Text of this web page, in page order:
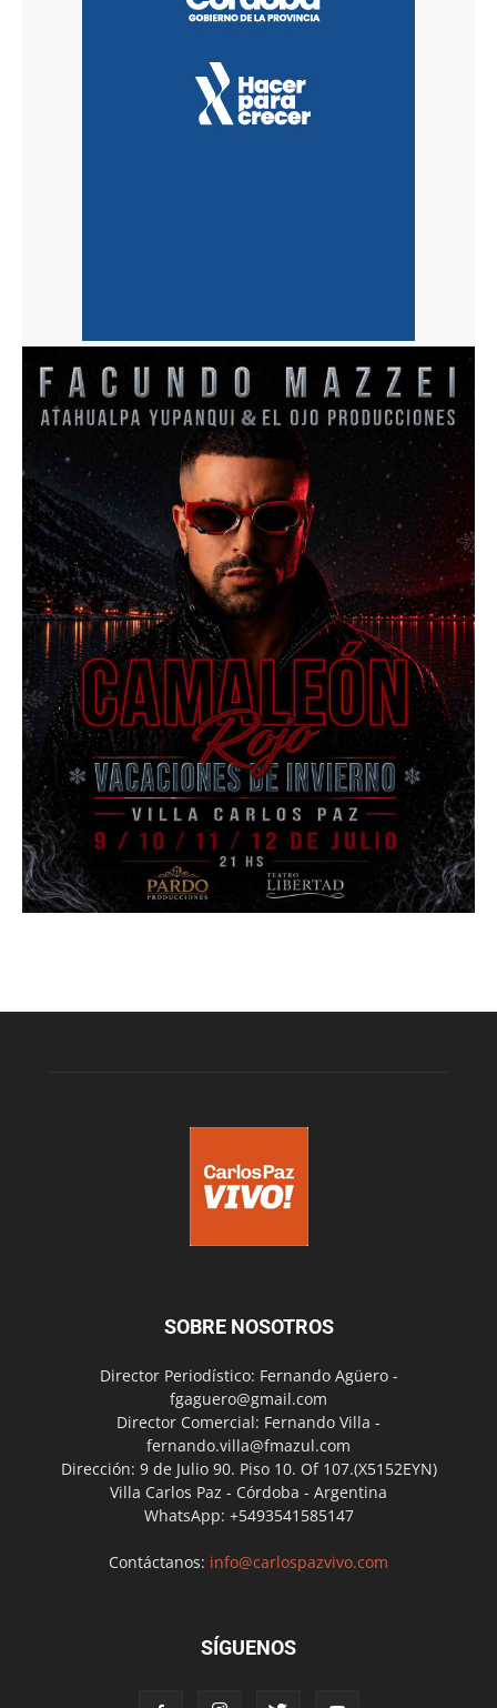
SOBRE NOSOTROS
Director Periodístico: Fernando Agüero -
fgaguero@gmail.com
Director Comercial: Fernando Villa -
fernando.villa@fmazul.com
Dirección: 9 de Julio 90. Piso 10. Of 107.(X5152EYN)
Villa Carlos Paz - Córdoba - Argentina
WhatsApp: +5493541585147
Contáctanos: info@carlospazvivo.com
SÍGUENOS